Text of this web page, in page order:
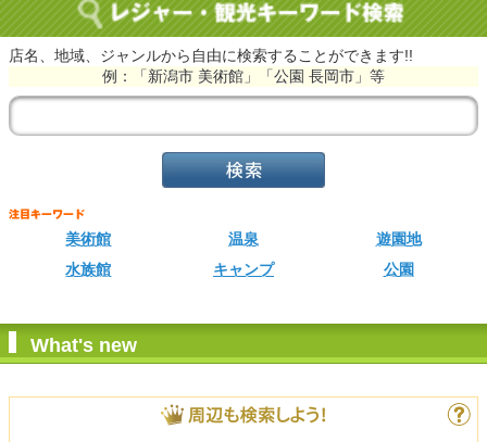
店名、地域、ジャンルから自由に検索することができます!!
例：「新潟市 美術館」「公園 長岡市」等
美術館 温泉
遊園地
水族館
キャンプ 公園
What's new